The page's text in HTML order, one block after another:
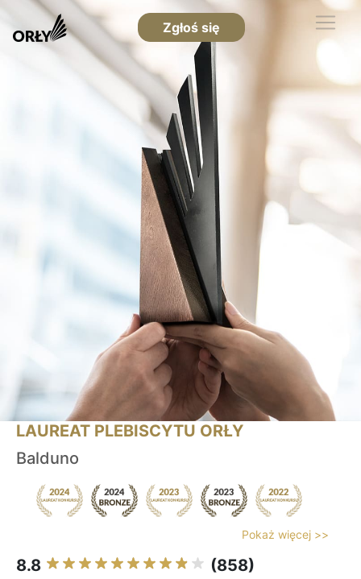
Zgłoś się
LAUREAT PLEBISCYTU ORŁY
Balduno
Pokaż więcej >>
8.8 (858)